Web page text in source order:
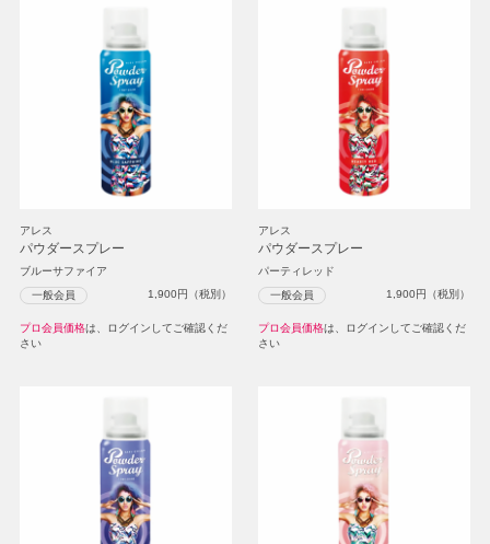
アレス
パウダースプレー
ブルーサファイア
一般会員 1,900円（税別）
プロ会員価格は、ログインしてご確認くだ
さい
アレス
パウダースプレー
パーティレッド
一般会員 1,900円（税別）
プロ会員価格は、ログインしてご確認くだ
さい